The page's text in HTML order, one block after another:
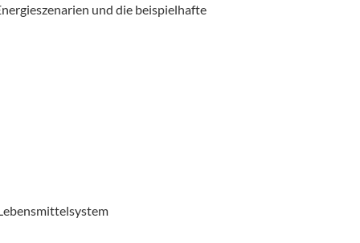
und die beispielhafte